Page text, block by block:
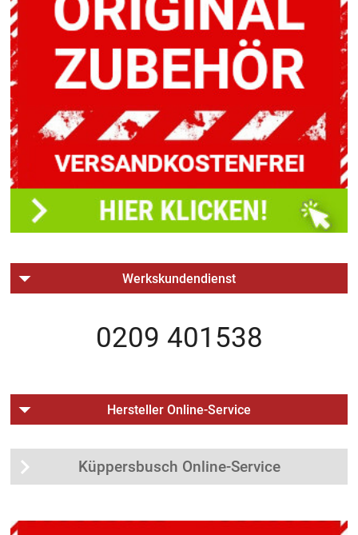
Werkskundendienst
0209 401538
Hersteller Online-Service
Küppersbusch Online-Service